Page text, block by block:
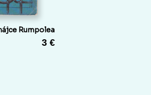
Rumpolea
3 €